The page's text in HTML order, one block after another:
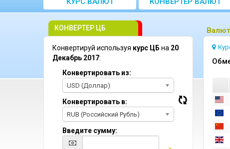
КОНВЕРТЕР ЦБ
Конвертируй используя курс ЦБ на 20
Декабрь 2017:
Конвертировать из:
USD (Доллар)
Конвертировать в:
RUB (Российский Рубль)
Введите сумму: